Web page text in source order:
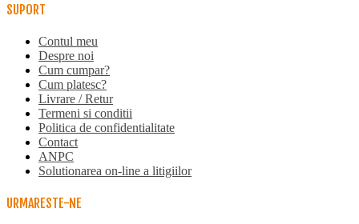
SUPORT
Contul meu
Despre noi
Cum cumpar?
Cum platesc?
Livrare / Retur
Termeni si conditii
Politica de confidentialitate
Contact
ANPC
Solutionarea on-line a litigiilor
URMARESTE-NE